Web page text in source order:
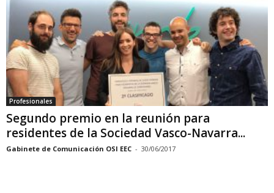
Profesionales
Segundo premio en la reunión para
residentes de la Sociedad Vasco-Navarra...
Gabinete de Comunicación OSI EEC - 30/06/2017